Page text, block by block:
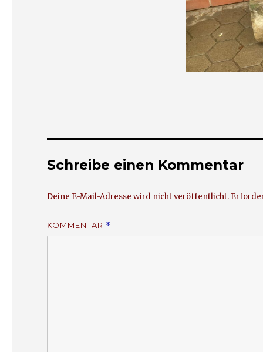
Schreibe einen Kommentar
Deine E-Mail-Adresse wird nicht veröffentlicht.
KOMMENTAR *